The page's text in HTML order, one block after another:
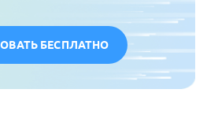
БЕСПЛАТНО